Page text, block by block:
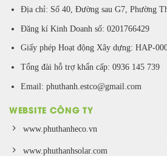
Địa chỉ: Số 40, Đường sau G7, Phường
Đăng kí Kinh Doanh số: 0201766429
Giấy phép Hoạt động Xây dựng: HAP-
Tổng đài hỗ trợ khẩn cấp: 0936 145 739
Email: phuthanh.estco@gmail.com
WEBSITE CÔNG TY
www.phuthanheco.vn
www.phuthanhsolar.com